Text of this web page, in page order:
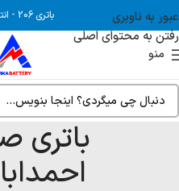
عبور به ناوبری
رفتن به محتوای اصلی
باتری 206 -
منو
باتری